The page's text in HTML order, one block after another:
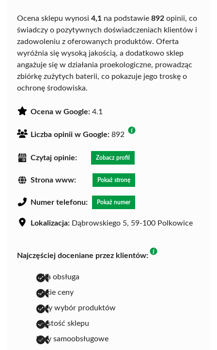
Ocena sklepu wynosi 4,1 na podstawie 892 opinii, co
świadczy o pozytywnych doświadczeniach klientów i
zadowoleniu z oferowanych produktów. Oferta
wyróżnia się wysoką jakością, a dodatkowo sklep
angażuje się w działania proekologiczne, prowadząc
zbiórkę zużytych baterii, co pokazuje jego troskę o
ochronę środowiska.
Ocena w Google: 4.1
Liczba opinii w Google: 892
Czytaj opinie: Zobacz profil
Strona www: Pokaż stronę
Numer telefonu: Pokaż numer
Lokalizacja: Dąbrowskiego 5, 59-100 Polkowice
Najczęściej doceniane przez klientów:
miła obsługa
niskie ceny
duży wybór produktów
czystość sklepu
kasy samoobsługowe